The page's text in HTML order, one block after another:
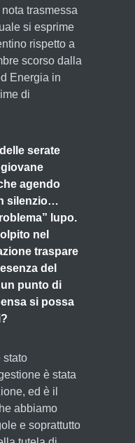
trasmessa
si esprime
rispetto a
scorso dalla
Energia in
di
serate
agendo
silenzio…
lupo.
nel
traspare
del
punto di
si possa
stato
è stata
ed è il
abbiamo
e soprattutto